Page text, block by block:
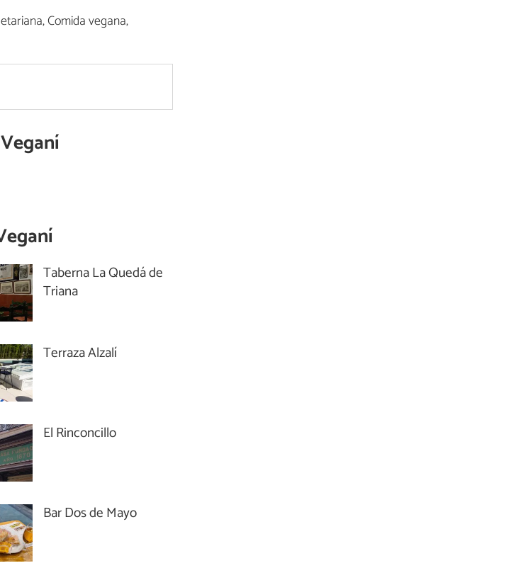
Comida vegana,
Taberna La Quedá de
Triana
Terraza Alzalí
El Rinconcillo
Bar Dos de Mayo